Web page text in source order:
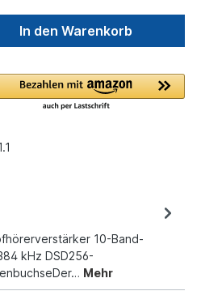
In den Warenkorb
10-Band-
kHz DSD256-
Mehr